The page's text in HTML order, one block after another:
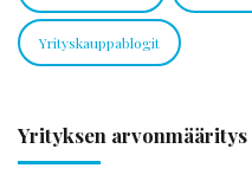
Yrityskauppablogit
Yrityksen arvonmääritys